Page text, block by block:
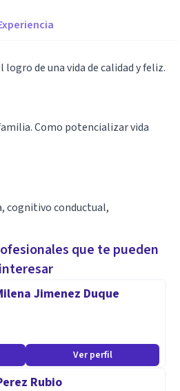
de una vida de calidad y feliz.
Como potencializar vida
cognitivo conductual,
que te pueden
interesar
Jimenez Duque
Ver perfil
Rubio